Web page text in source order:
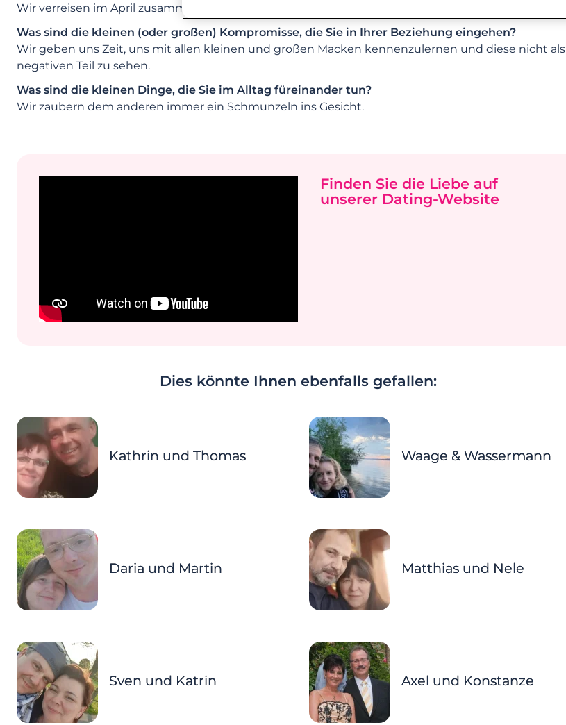
Wir verreisen im April zusammen.
Was sind die kleinen (oder großen) Kompromisse, die Sie in Ihrer Beziehung eingehen?
Wir geben uns Zeit, uns mit allen kleinen und großen Macken kennenzulernen und diese nicht als
negativen Teil zu sehen.
Was sind die kleinen Dinge, die Sie im Alltag füreinander tun?
Wir zaubern dem anderen immer ein Schmunzeln ins Gesicht.
Finden Sie die Liebe auf
unserer Dating-Website
Dies könnte Ihnen ebenfalls gefallen:
Kathrin und Thomas Waage & Wassermann
Daria und Martin Matthias und Nele
Sven und Katrin Axel und Konstanze